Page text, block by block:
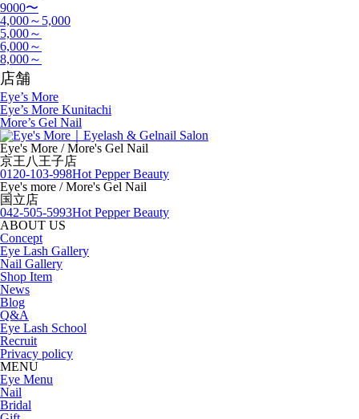
9000〜
4,000～5,000
5,000～
6,000～
8,000～
店舗
Eye’s More
Eye’s More Kunitachi
More’s Gel Nail
Eye's More / More's Gel Nail
京王八王子店
0120-103-998Hot Pepper Beauty
Eye's more / More's Gel Nail
国立店
042-505-5993Hot Pepper Beauty
ABOUT US
Concept
Eye Lash Gallery
Nail Gallery
Shop Item
News
Blog
Q&A
Eye Lash School
Recruit
Privacy policy
MENU
Eye Menu
Nail
Bridal